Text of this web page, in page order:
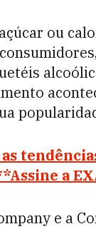
ou
as
a
e a